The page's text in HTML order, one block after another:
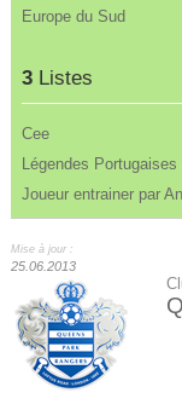
Europe du Sud
3 Listes
Cee
Légendes Portugaises
Joueur entrainer par
Mise à jour :
25.06.2013